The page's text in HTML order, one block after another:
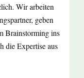
Wir arbeiten
geben
Brainstorming ins
die Expertise aus